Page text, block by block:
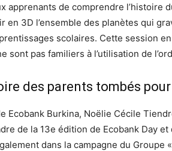
apprenants de comprendre l’histoire
en 3D l’ensemble des planètes qui
scolaires. Cette session
sont pas familiers à l’utilisation de
des parents tombés
Ecobank Burkina, Noëlie Cécile
de la 13e édition de Ecobank Day
dans la campagne du Groupe